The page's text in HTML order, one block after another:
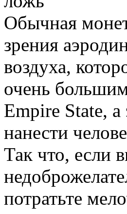
Обычная
зрения
воздуха,
очень
Empire State,
нанести
Так что, если
потратьте